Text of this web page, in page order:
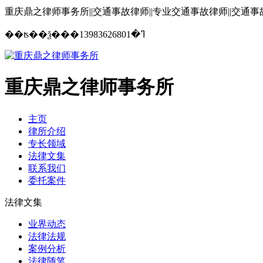
重庆鼎之律师事务所||交通事故律师||专业交通事故律师||交通事
��ʦ��ѯ���ߣ�13983626801
重庆鼎之律师事务所
主页
律所介绍
专长领域
法律文集
联系我们
委托案件
法律文集
业界动态
法律法规
案例分析
法律随笔